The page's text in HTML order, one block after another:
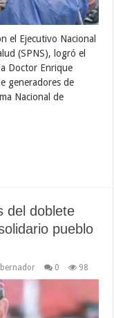
el Ejecutivo Nacional
(SPNS), logró el
Doctor Enrique
generadores de
Nacional de
del doblete
pueblo
0 98